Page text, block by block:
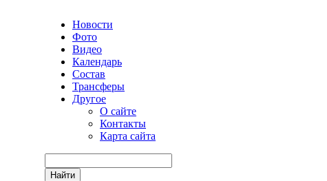
Новости
Фото
Видео
Календарь
Состав
Трансферы
Другое
О сайте
Контакты
Карта сайта
Найти